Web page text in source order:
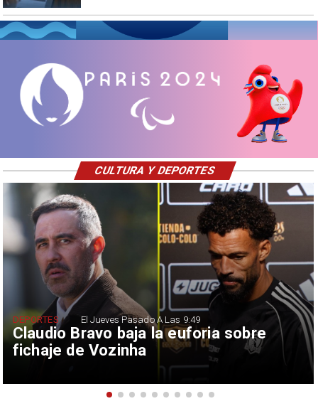
Claudio Bravo baja la euforia sobre
fichaje de Vozinha
DEPORTES El Jueves Pasado A Las 9:49
CULTURA Y DEPORTES